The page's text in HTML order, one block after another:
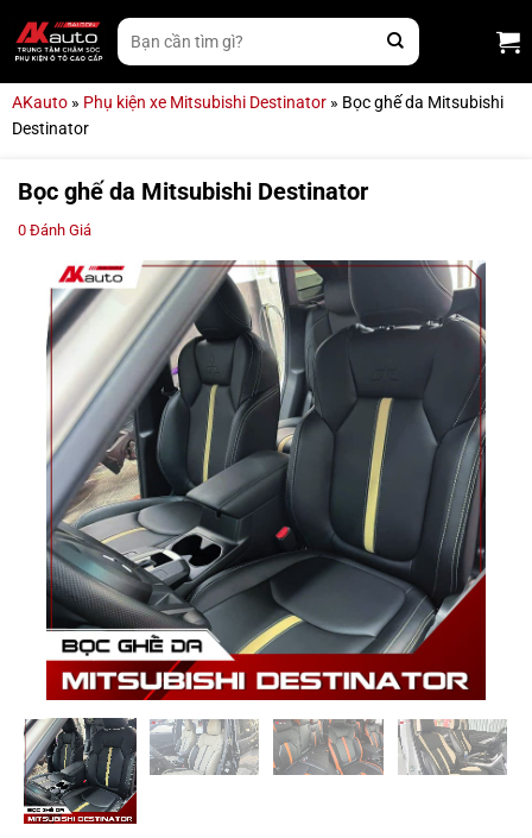
qua
nội
Tìm
kiếm:
AKauto » Phụ kiện xe Mitsubishi Destinator » Bọc ghế da Mitsubishi
Destinator
Bọc ghế da Mitsubishi Destinator
0 Đánh Giá